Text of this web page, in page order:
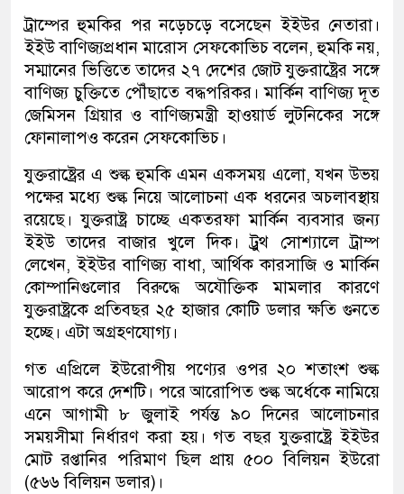
ট্রাম্পের হুমকির পর নড়েচড়ে বসেছেন ইইউর নেতারা।
ইইউ বাণিজ্যপ্রধান মারোস সেফকোভিচ বলেন, হুমকি নয়,
সম্মানের ভিত্তিতে তাদের ২৭ দেশের জোট যুক্তরাষ্ট্রের সঙ্গে
বাণিজ্য চুক্তিতে পৌঁছাতে বদ্ধপরিকর। মার্কিন বাণিজ্য দূত
জেমিসন গ্রিয়ার ও বাণিজ্যমন্ত্রী হাওয়ার্ড লুটনিকের সঙ্গে
ফোনালাপও করেন সেফকোভিচ।
যুক্তরাষ্ট্রের এ শুল্ক হুমকি এমন একসময় এলো, যখন উভয়
পক্ষের মধ্যে শুল্ক নিয়ে আলোচনা এক ধরনের অচলাবস্থায়
রয়েছে। যুক্তরাষ্ট্র চাচ্ছে একতরফা মার্কিন ব্যবসার জন্য
ইইউ তাদের বাজার খুলে দিক। ট্রুথ সোশ্যালে ট্রাম্প
লেখেন, ইইউর বাণিজ্য বাধা, আর্থিক কারসাজি ও মার্কিন
কোম্পানিগুলোর বিরুদ্ধে অযৌক্তিক মামলার কারণে
যুক্তরাষ্ট্রকে প্রতিবছর ২৫ হাজার কোটি ডলার ক্ষতি গুনতে
হচ্ছে। এটা অগ্রহণযোগ্য।
গত এপ্রিলে ইউরোপীয় পণ্যের ওপর ২০ শতাংশ শুল্ক
আরোপ করে দেশটি। পরে আরোপিত শুল্ক অর্ধেকে নামিয়ে
এনে আগামী ৮ জুলাই পর্যন্ত ৯০ দিনের আলোচনার
সময়সীমা নির্ধারণ করা হয়। গত বছর যুক্তরাষ্ট্রে ইইউর
মোট রপ্তানির পরিমাণ ছিল প্রায় ৫০০ বিলিয়ন ইউরো
(৫৬৬ বিলিয়ন ডলার)।